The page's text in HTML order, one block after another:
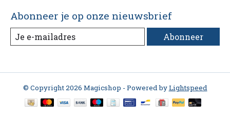
Abonneer je op onze nieuwsbrief
Abonneer
© Copyright 2026 Magicshop - Powered byLightspeed